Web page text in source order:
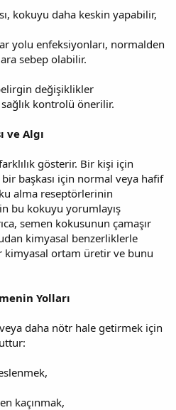
kokuyu daha keskin yapabilir,
yolu enfeksiyonları, normalden
sebep olabilir.
değişiklikler
kontrolü önerilir.
ve Algı
gösterir. Bir kişi için
başkası için normal veya hafif
alma reseptörlerinin
bu kokuyu yorumlayış
semen kokusunun çamaşır
kimyasal benzerliklerle
ortam üretir ve bunu
Yolları
daha nötr hale getirmek için
kaçınmak,